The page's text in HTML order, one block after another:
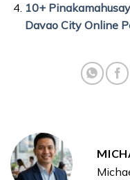
10+
Davao City Online